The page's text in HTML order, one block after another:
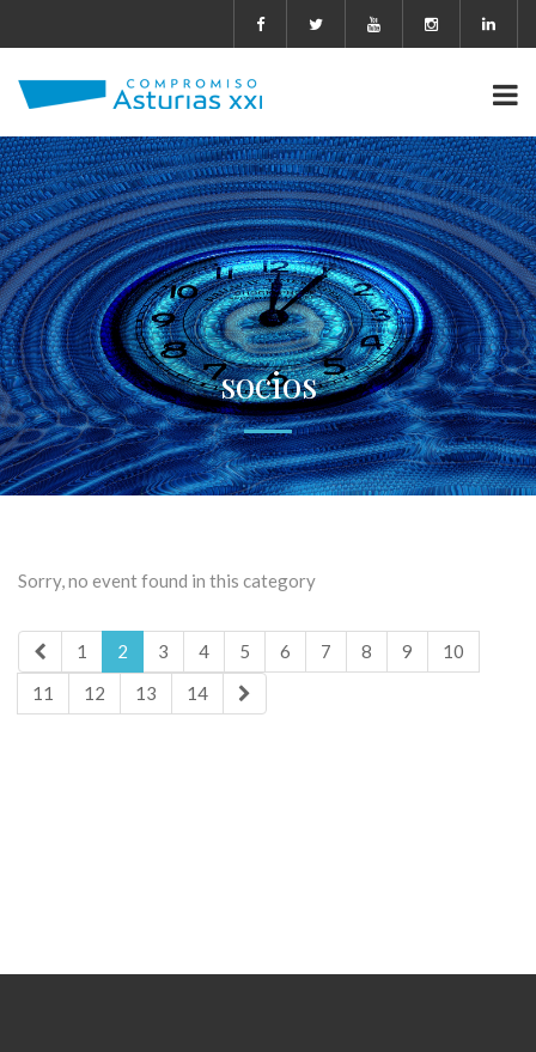
socios
Sorry, no event found in this category
1 2 3 4 5 6 7 8 9
10
11
12 13 14